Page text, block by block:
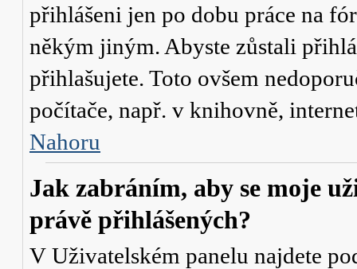
přihlášeni jen po dobu práce na
někým jiným. Abyste zůstali
přihlašujete. Toto ovšem
počítače, např. v knihovně,
Nahoru
Jak zabráním, aby se moje
právě přihlášených?
V Uživatelském panelu najdete